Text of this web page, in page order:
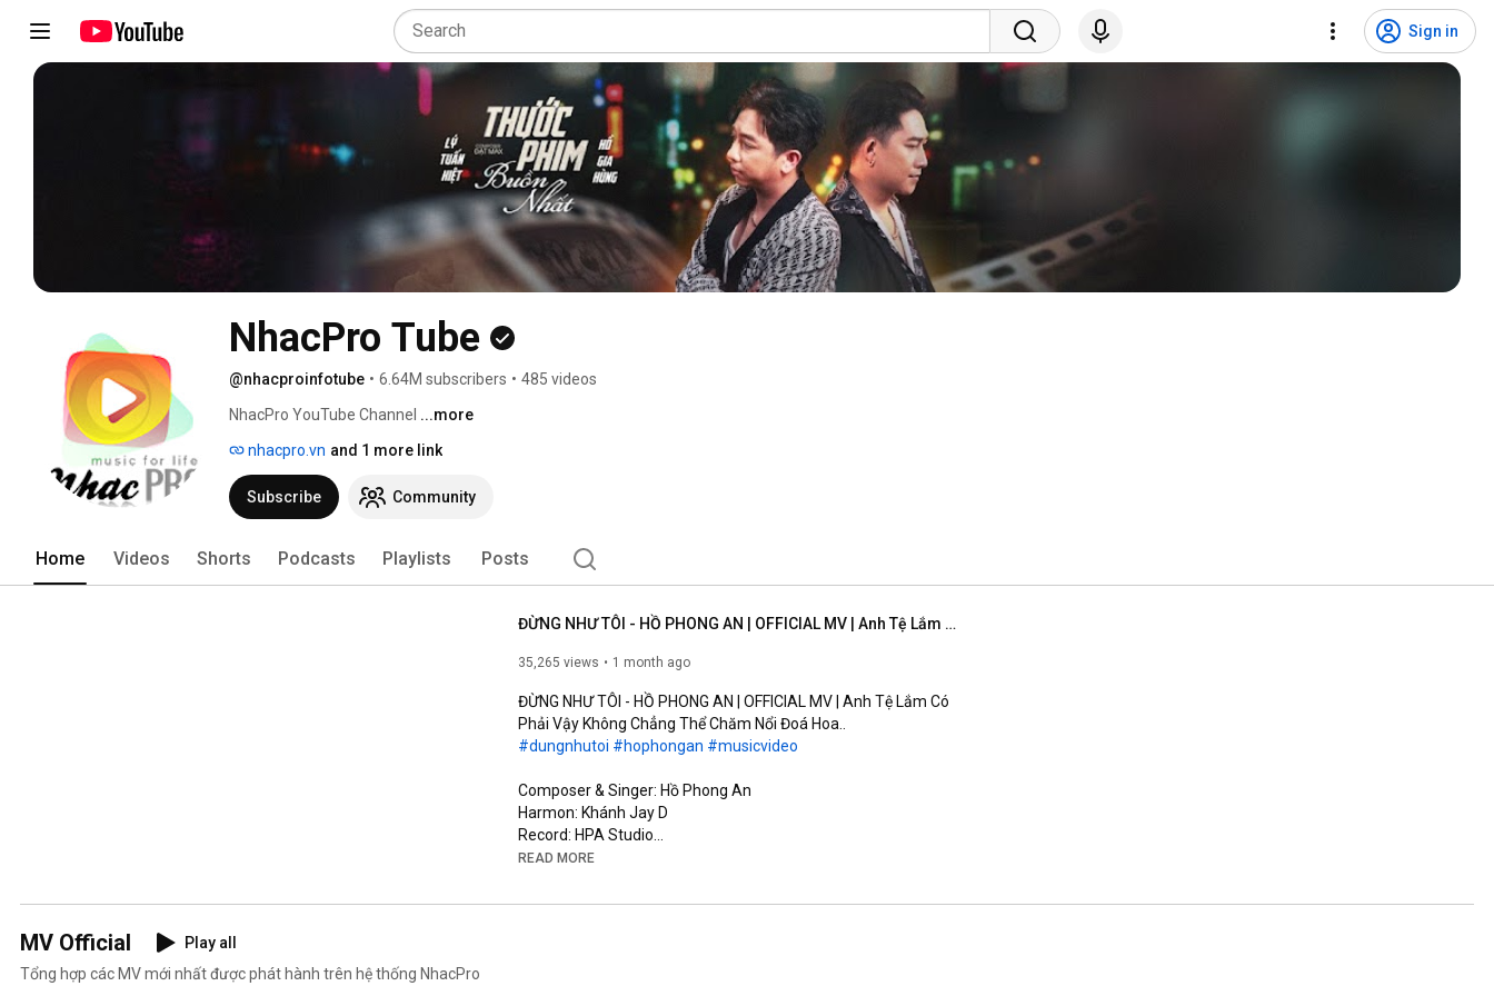
Sign in
NhacPro Tube
@nhacproinfotube • 6.64M subscribers • 485 videos
NhacPro YouTube Channel ...more
nhacpro.vn and 1 more link
Subscribe Community
Home Videos Shorts Podcasts Playlists Posts
ĐỪNG NHƯ TÔI - HỒ PHONG AN | OFFICIAL MV | Anh Tệ Lắm Có Phải Vậy Không Chẳng Thể Chăm Nổi Đoá Hoa..
35,265 views 1 month ago
ĐỪNG NHƯ TÔI - HỒ PHONG AN | OFFICIAL MV | Anh Tệ Lắm Có
#dungnhutoi #hophongan #musicvideo
Composer & Singer: Hồ Phong An
Harmon: Khánh Jay D
Record: HPA Studio
Mix Master & Background Vocal: Đinh Hoàng Quốc
Screenwriter: Võ Thị Bích Trâm
READ MORE
MV Official
Play all
Tổng hợp các MV mới nhất được phát hành trên hệ thống NhacPro